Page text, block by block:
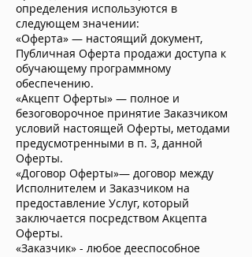
определения используются в
следующем значении:
«Оферта» — настоящий документ,
Публичная Оферта продажи доступа к
обучающему программному
обеспечению.
«Акцепт Оферты» — полное и
безоговорочное принятие Заказчиком
условий настоящей Оферты, методами
предусмотренными в п. 3, данной
Оферты.
«Договор Оферты»— договор между
Исполнителем и Заказчиком на
предоставление Услуг, который
заключается посредством Акцепта
Оферты.
«Заказчик» - любое дееспособное